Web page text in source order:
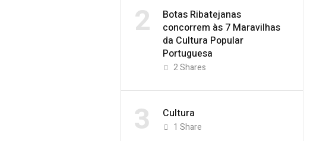
2
Botas Ribatejanas
concorrem às 7 Maravilhas
da Cultura Popular
Portuguesa
2Shares
3 Cultura
1 Share